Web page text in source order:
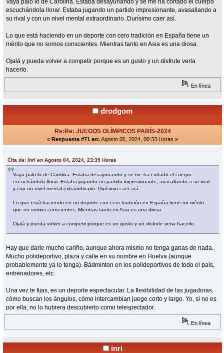
Vaya palo lo de Carolina. Estaba desayunando y se me ha cortado el cuerpo
escuchándola llorar. Estaba jugando un partido impresionante, avasallando a
su rival y con un nivel mental extraordinario. Durísimo caer así.
Lo que está haciendo en un deporte con cero tradición en España tiene un
mérito que no somos conscientes. Mientras tanto en Asia es una diosa.
Ojalá y pueda volver a competir porque es un gusto y un disfrute verla
hacerlo.
En línea
drodgom
Re:Re: JUEGOS OLÍMPICOS PARÍS-2024
« Respuesta #71 en: Agosto 05, 2024, 00:33 Horas »
Cita de: inri en Agosto 04, 2024, 23:39 Horas
Vaya palo lo de Carolina. Estaba desayunando y se me ha cortado el cuerpo
escuchándola llorar. Estaba jugando un partido impresionante, avasallando a su rival
y con un nivel mental extraordinario. Durísimo caer así.
Lo que está haciendo en un deporte con cero tradición en España tiene un mérito
que no somos conscientes. Mientras tanto en Asia es una diosa.
Ojalá y pueda volver a competir porque es un gusto y un disfrute verla hacerlo.
Hay que darle mucho cariño, aunque ahora mismo no tenga ganas de nada.
Mucho polideportivo, plaza y calle en su nombre en Huelva (aunque
probablemente ya lo tenga). Bádminton en los polideportivos de todo el país,
entrenadores, etc.
Una vez te fijas, es un deporte espectacular. La flexibilidad de las jugadoras,
cómo buscan los ángulos, cómo intercambian juego corto y largo. Yo, si no es
por ella, no lo hubiera descubierto como telespectador.
En línea
inri